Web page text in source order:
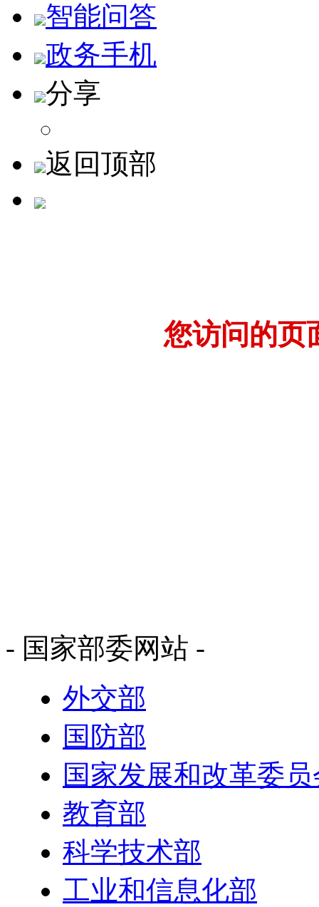
智能问答
政务手机
分享
返回顶部
您访问的页
- 国家部委网站 -
外交部
国防部
国家发展和改革委
教育部
科学技术部
工业和信息化部